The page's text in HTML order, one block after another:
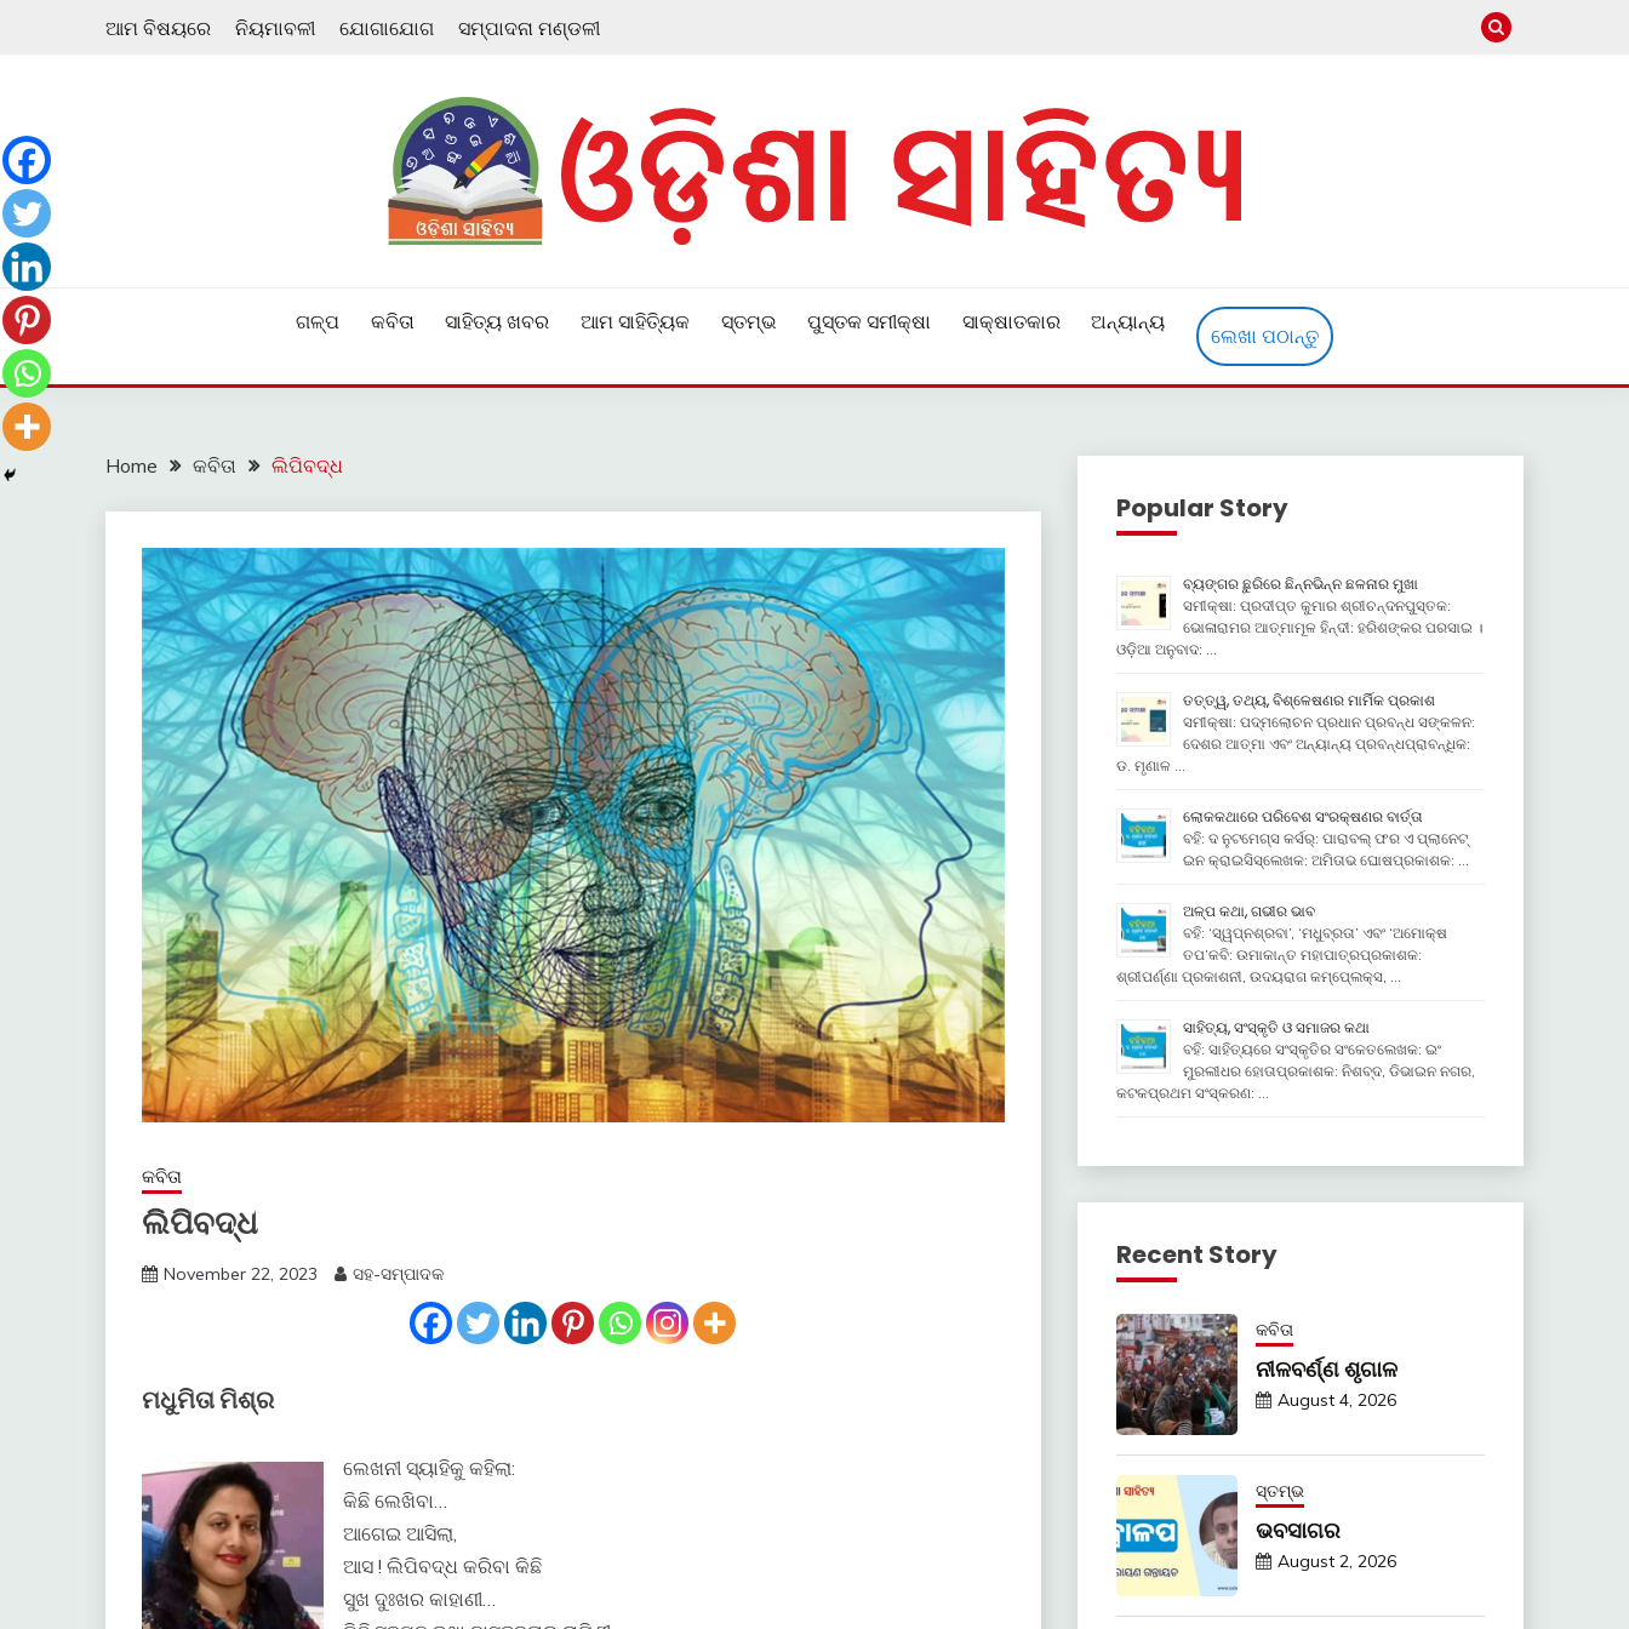
ଆମ ବିଷୟରେ ନିୟମାବଳୀ ଯୋଗାଯୋଗ ସମ୍ପାଦନା ମଣ୍ଡଳୀ
ଗଳ୍ପ କବିତା ସାହିତ୍ୟ ଖବର ଆମ ସାହିତ୍ୟିକ ସ୍ତମ୍ଭ ପୁସ୍ତକ ସମୀକ୍ଷା ସାକ୍ଷାତକାର ଅନ୍ୟାନ୍ୟ
ଲେଖା ପଠାନ୍ତୁ
Home କବିତା ଲିପିବଦ୍ଧ
କବିତା
ଲିପିବଦ୍ଧ
November 22, 2023 ସହ-ସମ୍ପାଦକ
ମଧୁମିତା ମିଶ୍ର
ଲେଖନୀ ସ୍ୟାହିକୁ କହିଲା:
କିଛି ଲେଖିବା…
ଆଗେଇ ଆସିଲା,
ଆସ ! ଲିପିବଦ୍ଧ କରିବା କିଛି
ସୁଖ ଦୁଃଖର କାହାଣୀ…
Popular Story
ବ୍ୟଙ୍ଗର ଛୁରିରେ ଛିନ୍ନଭିନ୍ନ ଛଳନାର ମୁଖା
ସମୀକ୍ଷା: ପ୍ରଦୀପ୍ତ କୁମାର ଶ୍ରୀଚନ୍ଦନପୁସ୍ତକ:
ଭୋଳାରାମର ଆତ୍ମାମୂଳ ହିନ୍ଦୀ: ହରିଶଙ୍କର ପରସାଇ ।
ଓଡ଼ିଆ ଅନୁବାଦ: …
ତତ୍ତ୍ୱ, ତଥ୍ୟ, ବିଶ୍ଳେଷଣର ମାର୍ମିକ ପ୍ରକାଶ
ସମୀକ୍ଷା: ପଦ୍ମଲୋଚନ ପ୍ରଧାନ ପ୍ରବନ୍ଧ ସଙ୍କଳନ:
ଦେଶର ଆତ୍ମା ଏବଂ ଅନ୍ୟାନ୍ୟ ପ୍ରବନ୍ଧପ୍ରାବନ୍ଧିକ:
ଡ. ମୃଣାଳ …
ଲୋକକଥାରେ ପରିବେଶ ସଂରକ୍ଷଣର ବାର୍ତ୍ତା
ବହି: ଦ ନୁଟମେଗ୍ସ କର୍ସର୍: ପାରାବଲ୍ ଫର ଏ ପ୍ଲାନେଟ୍
ଇନ କ୍ରାଇସିସ୍ଲେଖକ: ଅମିତାଭ ଘୋଷପ୍ରକାଶକ: …
ଅଳ୍ପ କଥା, ଗଭୀର ଭାବ
ବହି: ‘ସ୍ୱପ୍ନଶ୍ରବା’, ‘ମଧୁବ୍ରତା’ ଏବଂ ‘ଅମୋକ୍ଷ
ତପ’କବି: ଉମାକାନ୍ତ ମହାପାତ୍ରପ୍ରକାଶକ:
ଶ୍ରୀପର୍ଣ୍ଣା ପ୍ରକାଶନୀ, ଉଦୟରାଗ କମ୍ପେ୍ଲକ୍ସ, …
ସାହିତ୍ୟ, ସଂସ୍କୃତି ଓ ସମାଜର କଥା
ବହି: ସାହିତ୍ୟରେ ସଂସ୍କୃତିର ସଂକେତଲେଖକ: ଇଂ
ମୁରଲୀଧର ହୋତାପ୍ରକାଶକ: ନିଶବ୍ଦ, ଡିଭାଇନ ନଗର,
କଟକପ୍ରଥମ ସଂସ୍କରଣ: …
Recent Story
କବିତା
ନୀଳବର୍ଣ୍ଣ ଶୃଗାଳ
August 4, 2026
ସ୍ତମ୍ଭ
ଭବସାଗର
August 2, 2026